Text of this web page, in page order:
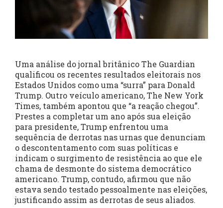
Uma análise do jornal britânico The Guardian
qualificou os recentes resultados eleitorais nos
Estados Unidos como uma “surra” para Donald
Trump. Outro veículo americano, The New York
Times, também apontou que “a reação chegou”.
Prestes a completar um ano após sua eleição
para presidente, Trump enfrentou uma
sequência de derrotas nas urnas que denunciam
o descontentamento com suas políticas e
indicam o surgimento de resistência ao que ele
chama de desmonte do sistema democrático
americano. Trump, contudo, afirmou que não
estava sendo testado pessoalmente nas eleições,
justificando assim as derrotas de seus aliados.